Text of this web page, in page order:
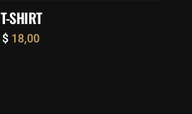
T-SHIRT
$ 18,00